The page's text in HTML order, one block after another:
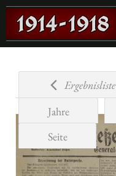
Ergebnisliste
Jahre
Seite